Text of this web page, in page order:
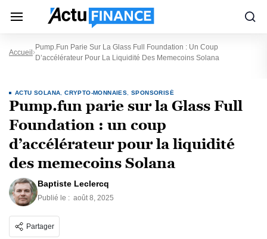
Accueil
Pump.fun Parie Sur La Glass Full Foundation : Un Coup
D’accélérateur Pour La Liquidité Des Memecoins Solana
ACTU SOLANA ,CRYPTO-MONNAIES SPONSORISÉ
Pump.fun parie sur la Glass Full
Foundation : un coup
d’accélérateur pour la liquidité
des memecoins Solana
Baptiste Leclercq
Publié le : août 8, 2025
Partager